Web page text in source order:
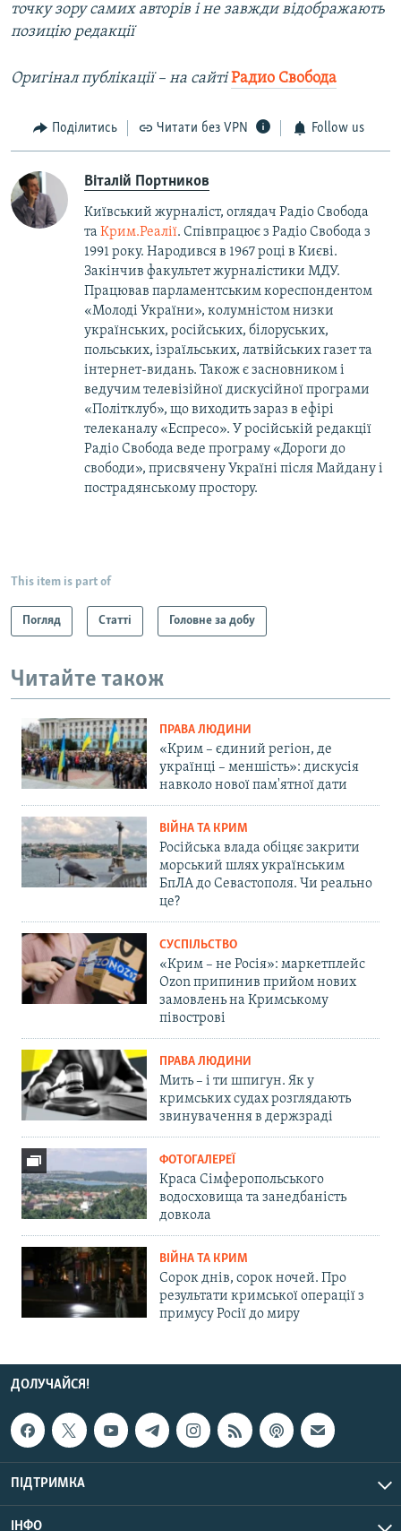
точку зору самих авторів і не завжди відображають
позицію редакції
Оригінал публікації – на сайтіРадио Свобода
Поділитись Читати без VPN Follow us
Віталій Портников
Київський журналіст, оглядач Радіо Свобода
та Крим.Реалії. Співпрацює з Радіо Свобода з
1991 року. Народився в 1967 році в Києві.
Закінчив факультет журналістики МДУ.
Працював парламентським кореспондентом
«Молоді України», колумністом низки
українських, російських, білоруських,
польських, ізраїльських, латвійських газет та
інтернет-видань. Також є засновником і
ведучим телевізійної дискусійної програми
«Політклуб», що виходить зараз в ефірі
телеканалу «Еспресо». У російській редакції
Радіо Свобода веде програму «Дороги до
свободи», присвячену Україні після Майдану і
пострадянському простору.
This item is part of
Погляд Статті Головне за добу
Читайте також
ПРАВА ЛЮДИНИ
«Крим – єдиний регіон, де
українці – меншість»: дискусія
навколо нової пам'ятної дати
ВІЙНА ТА КРИМ
Російська влада обіцяє закрити
морський шлях українським
БпЛА до Севастополя. Чи реально
це?
СУСПІЛЬСТВО
«Крим – не Росія»: маркетплейс
Ozon припинив прийом нових
замовлень на Кримському
півострові
ПРАВА ЛЮДИНИ
Мить – і ти шпигун. Як у
кримських судах розглядають
звинувачення в держзраді
ФОТОГАЛЕРЕЇ
Краса Сімферопольського
водосховища та занедбаність
довкола
ВІЙНА ТА КРИМ
Сорок днів, сорок ночей. Про
результати кримської операції з
примусу Росії до миру
ДОЛУЧАЙСЯ!
ПІДТРИМКА
ІНФО